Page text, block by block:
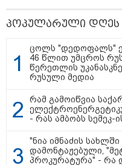
პოპულარული დღეს
ცოლს "დედოფალს"
46 წლით უმცროს
წერეთლის
რუსული მედია
რამ გამოიწვია
- რას ამბობს სემეკ-
"ნია იმნაძის
დამონტაჟებული,
პროკურატურა" - რა